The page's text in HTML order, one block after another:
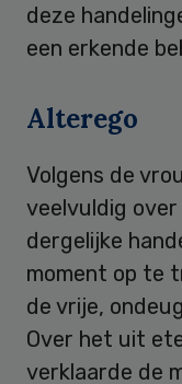
deze
een erkende
Alterego
Volgens de
veelvuldig
dergelijke
moment op te
de vrije,
Over het uit
verklaarde de